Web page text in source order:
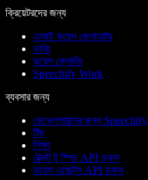
ক্রিয়েটরদের জন্য
এআই ভয়েস জেনারেটর
ডাবিং
ভয়েস ক্লোনিং
Speechify Work
ব্যবসার জন্য
ডেভেলপারদের জন্য Speechify
টিম
শিক্ষা
টেক্সট টু স্পিচ API ডকস
ভয়েস এজেন্টস API ডকস